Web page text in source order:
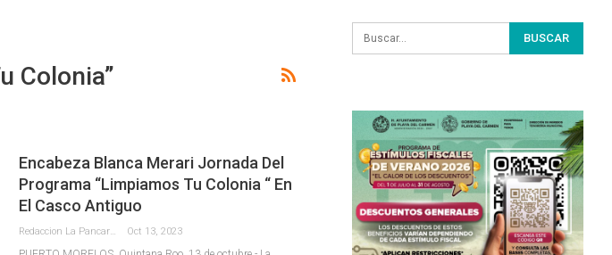
Colonia”
Encabeza Blanca Merari Jornada Del
Programa “Limpiamos Tu Colonia “ En
El Casco Antiguo
Oct 13, 2023